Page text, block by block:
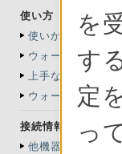
使い方
使いかたマニュア
ウォークマンへの
上手な使い方
ウォークマン活用
接続情報
他機器との接続情
を
す
定
っ